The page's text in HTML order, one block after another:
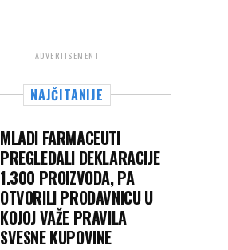
ADVERTISEMENT
NAJČITANIJE
MLADI FARMACEUTI
PREGLEDALI DEKLARACIJE
1.300 PROIZVODA, PA
OTVORILI PRODAVNICU U
KOJOJ VAŽE PRAVILA
SVESNE KUPOVINE